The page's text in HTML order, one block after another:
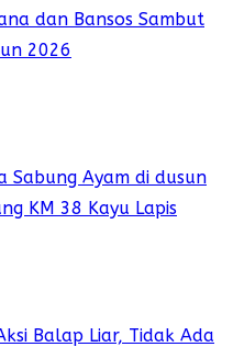
dan Bansos Sambut
2026
Sabung Ayam di dusun
KM 38 Kayu Lapis
Balap Liar, Tidak Ada